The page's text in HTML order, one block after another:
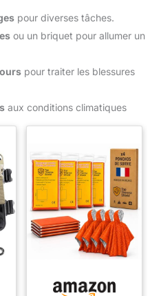
pour diverses tâches.
ou un briquet pour allumer un
pour traiter les blessures
aux conditions climatiques